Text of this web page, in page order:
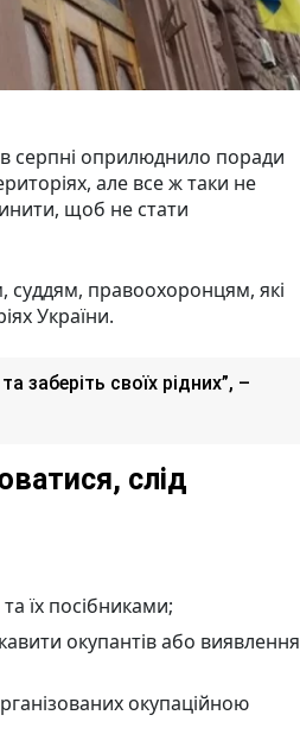
серпні оприлюднило поради
але все ж таки не
щоб не стати
суддям, правоохоронцям, які
України.
заберіть своїх рідних”, –
слід
їх посібниками;
окупантів або виявлення
окупаційною